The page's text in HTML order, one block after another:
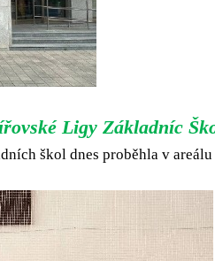
Ligy Základníc
škol dnes proběhla v